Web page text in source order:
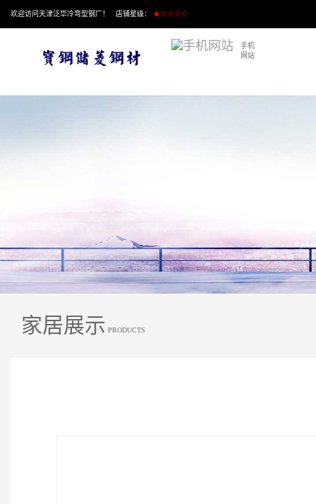
欢迎访问天津泛华冷弯型钢厂！ 店铺星级： ★☆☆☆☆
手机
网站
家居展示 PRODUCTS